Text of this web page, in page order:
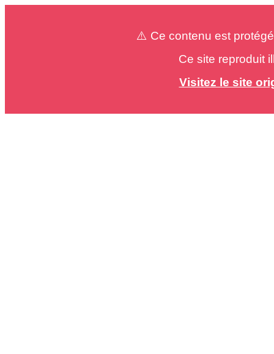
⚠️ Ce contenu est
Ce site reproduit
Visitez le site